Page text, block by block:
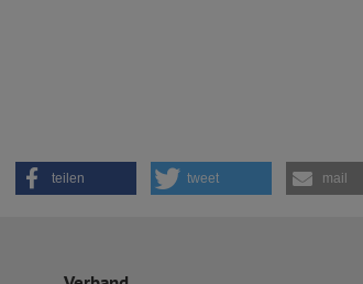
teilen tweet mail